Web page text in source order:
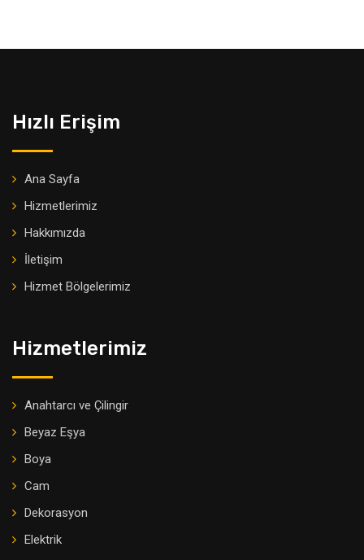
Hızlı Erişim
Ana Sayfa
Hizmetlerimiz
Hakkımızda
İletişim
Hizmet Bölgelerimiz
Hizmetlerimiz
Anahtarcı ve Çilingir
Beyaz Eşya
Boya
Cam
Dekorasyon
Elektrik